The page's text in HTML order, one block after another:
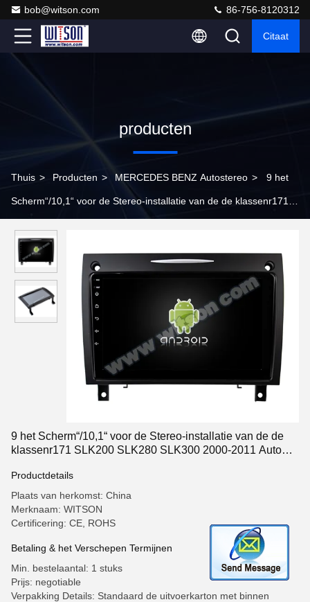
bob@witson.com 86-756-8120312
Citaat
producten
Thuis > Producten > MERCEDES BENZ Autostereo > 9 het
Scherm“/10,1“ voor de Stereo-installatie van de de klassenr171
SLK
9 het Scherm“/10,1“ voor de Stereo-installatie van de de
klassenr171 SLK200 SLK280 SLK300 2000-2011 Auto
Productdetails
Plaats van herkomst: China
Merknaam: WITSON
Certificering: CE, ROHS
Betaling & het Verschepen Termijnen
Min. bestelaantal: 1 stuks
Prijs: negotiable
Verpakking Details: Standaard de uitvoerkarton met binnen